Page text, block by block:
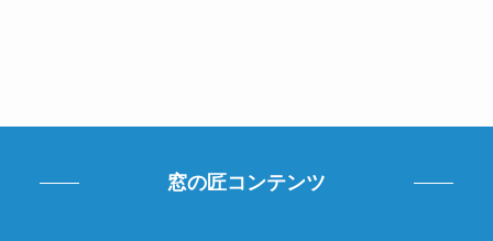
窓の匠コンテンツ